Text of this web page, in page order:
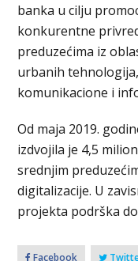
banka u cilju
konkurentne
preduzećima iz
urbanih
komunikacione i
Od maja 2019.
izdvojila je 4,5
srednjim
digitalizacije. U
projekta podrška
Facebook